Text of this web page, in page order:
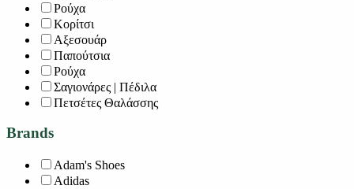
Ρούχα
Κορίτσι
Αξεσουάρ
Παπούτσια
Ρούχα
Σαγιονάρες | Πέδιλα
Πετσέτες Θαλάσσης
Brands
Adam's Shoes
Adidas